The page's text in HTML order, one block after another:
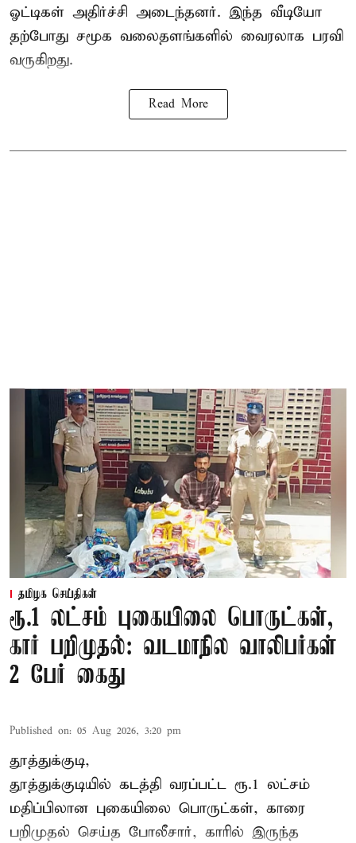
ஓட்டிகள் அதிர்ச்சி அடைந்தனர். இந்த வீடியோ
தற்போது சமூக வலைதளங்களில் வைரலாக பரவி
வருகிறது.
Read More
தமிழக செய்திகள்
ரூ.1 லட்சம் புகையிலை பொருட்கள்,
கார் பறிமுதல்: வடமாநில வாலிபர்கள்
2 பேர் கைது
Published on: 05 Aug 2026, 3:20 pm
தூத்துக்குடி,
தூத்துக்குடியில் கடத்தி வரப்பட்ட ரூ.1 லட்சம்
மதிப்பிலான புகையிலை பொருட்கள், காரை
பறிமுதல் செய்த போலீசார், காரில் இருந்த